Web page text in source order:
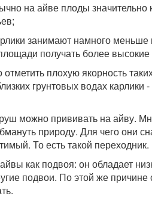
на айве плоды значительно
занимают намного
получать более
плохую якорность
грунтовых водах
можно прививать на айву.
природу. Для чего они
То есть такой переходник.
как подвоя: он обладает
подвои. По этой же